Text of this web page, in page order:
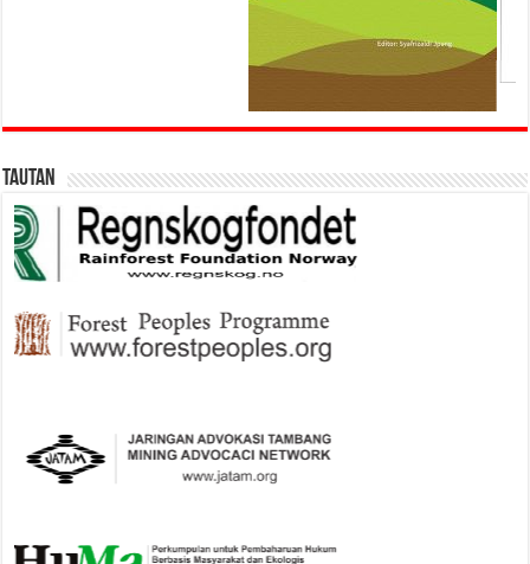
Tautan